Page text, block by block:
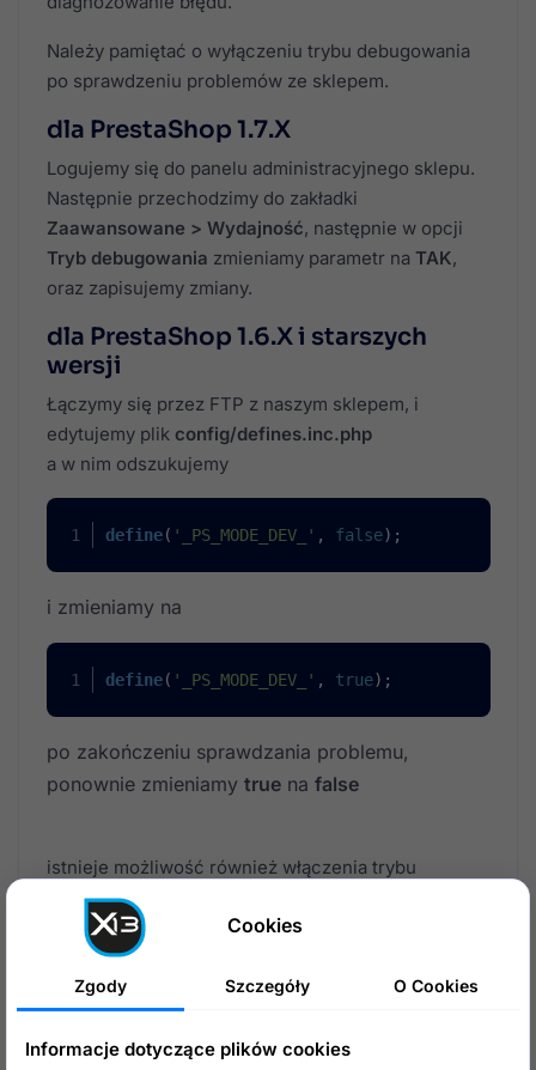
Należy pamiętać o wyłączeniu trybu debugowania
po sprawdzeniu problemów ze sklepem.
dla PrestaShop 1.7.X
Logujemy się do panelu administracyjnego sklepu.
Następnie przechodzimy do zakładki
Zaawansowane > Wydajność, następnie w opcji
Tryb debugowania zmieniamy parametr na TAK,
oraz zapisujemy zmiany.
dla PrestaShop 1.6.X i starszych
wersji
Łączymy się przez FTP z naszym sklepem, i
edytujemy plik config/defines.inc.php
a w nim odszukujemy
define( '_PS_MODE_DEV_' , false);
i zmieniamy na
define( '_PS_MODE_DEV_' , true);
po zakończeniu sprawdzania problemu,
ponownie zmieniamy truena false
istnieje możliwość również włączenia trybu
debugowanai wyłącznie na nasz adres IP, robimy to
jako edytujemy
define '_PS_MODE_DEV_' );
Cookies
Zgody Szczegóły O Cookies
Informacje dotyczące plików cookies